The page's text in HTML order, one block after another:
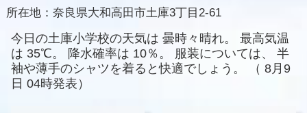
所在地： 奈良県大和高田市土庫3丁目2-61
今日の土庫小学校の天気は 曇時々晴れ。
最高気温
は 35℃。 降水確率は 10％。 服装については、
半
袖や薄手のシャツを着ると快適でしょう。
（ 8月9
日 04時発表）